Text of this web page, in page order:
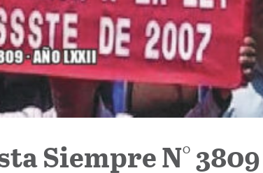
Siempre N° 3809